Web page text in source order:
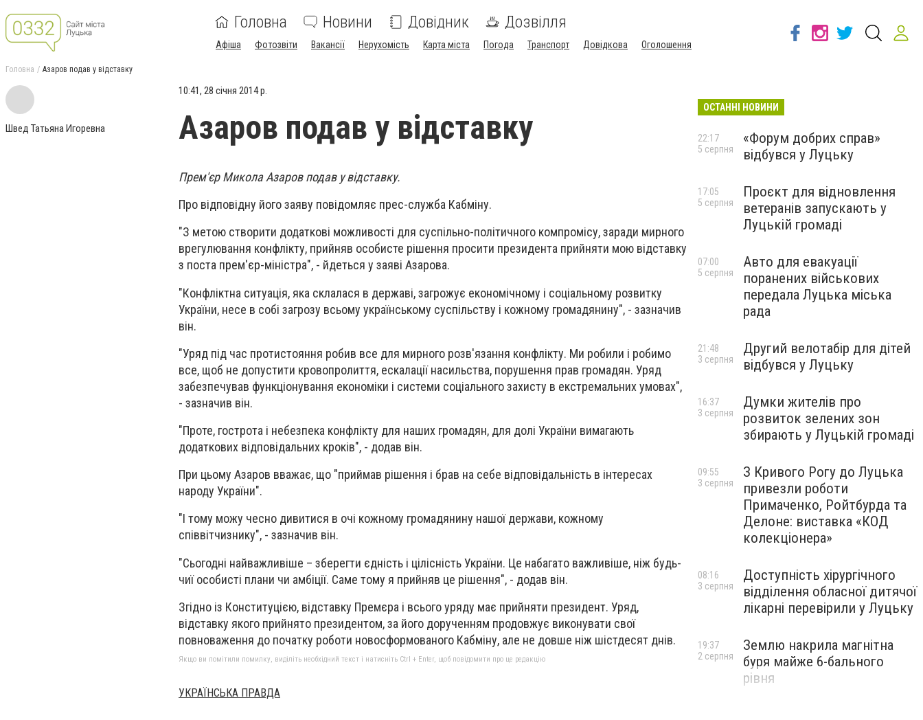
Головна Новини Довідник Дозвілля
Афіша Фотозвіти Вакансії Нерухомість Карта міста Погода Транспорт Довідкова Оголошення
Головна Азаров подав у відставку
Швед Татьяна Игоревна
10:41, 28 січня 2014 р.
Азаров подав у відставку
Прем'єр Микола Азаров подав у відставку.
Про відповідну його заяву повідомляє прес-служба Кабміну.
"З метою створити додаткові можливості для суспільно-політичного компромісу, заради мирного
врегулювання конфлікту, прийняв особисте рішення просити президента прийняти мою відставку
з поста прем'єр-міністра", - йдеться у заяві Азарова.
"Конфліктна ситуація, яка склалася в державі, загрожує економічному і соціальному розвитку
України, несе в собі загрозу всьому українському суспільству і кожному громадянину", - зазначив
він.
"Уряд під час протистояння робив все для мирного розв'язання конфлікту. Ми робили і робимо
все, щоб не допустити кровопролиття, ескалації насильства, порушення прав громадян. Уряд
забезпечував функціонування економіки і системи соціального захисту в екстремальних умовах",
- зазначив він.
"Проте, гострота і небезпека конфлікту для наших громадян, для долі України вимагають
додаткових відповідальних кроків", - додав він.
При цьому Азаров вважає, що "приймав рішення і брав на себе відповідальність в інтересах
народу України".
"І тому можу чесно дивитися в очі кожному громадянину нашої держави, кожному
співвітчизнику", - зазначив він.
"Сьогодні найважливіше – зберегти єдність і цілісність України. Це набагато важливіше, ніж будь-
чиї особисті плани чи амбіції. Саме тому я прийняв це рішення", - додав він.
Згідно із Конституцією, відставку Премєра і всього уряду має прийняти президент. Уряд,
відставку якого прийнято президентом, за його дорученням продовжує виконувати свої
повноваження до початку роботи новосформованого Кабміну, але не довше ніж шістдесят днів.
Якщо ви помітили помилку, виділіть необхідний текст і натисніть Ctrl + Enter, щоб повідомити про це редакцію
УКРАЇНСЬКА ПРАВДА
ОСТАННІ НОВИНИ
«Форум добрих справ»
відбувся у Луцьку
22:17
5 серпня
Проєкт для відновлення
ветеранів запускають у
Луцькій громаді
17:05
5 серпня
Авто для евакуації
поранених військових
передала Луцька міська
рада
07:00
5 серпня
Другий велотабір для дітей
відбувся у Луцьку
21:48
3 серпня
Думки жителів про
розвиток зелених зон
збирають у Луцькій громаді
16:37
3 серпня
З Кривого Рогу до Луцька
привезли роботи
Примаченко, Ройтбурда та
Делоне: виставка «КОД
колекціонера»
09:55
3 серпня
Доступність хірургічного
відділення обласної дитячої
лікарні перевірили у Луцьку
08:16
3 серпня
Землю накрила магнітна
буря майже 6-бального
рівня
19:37
2 серпня